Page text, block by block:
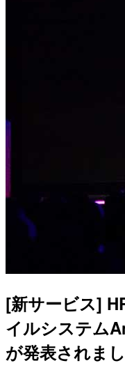
[新サービス]
イルシステム
が発表されま